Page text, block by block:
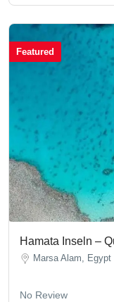
Featured
Hamata Inseln –
Marsa Alam, Egypt
No Review